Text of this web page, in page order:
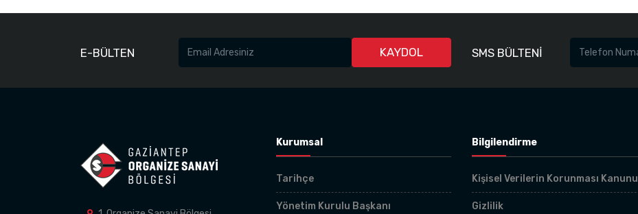
E-BÜLTEN KAYDOL SMS BÜLTENİ
Kurumsal
Tarihçe
Yönetim Kurulu Başkanı
Bilgilendirme
Kişisel Verilerin Korunması Kanunu
Gizlilik